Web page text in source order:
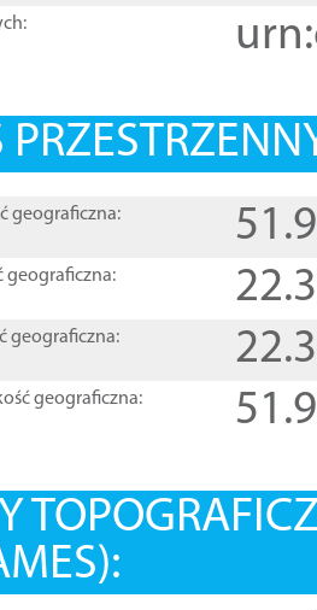
geograficzna:
geograficzna:
geograficzna:
geograficzna: